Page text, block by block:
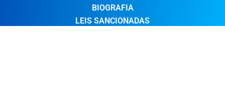
BIOGRAFIA
LEIS SANCIONADAS